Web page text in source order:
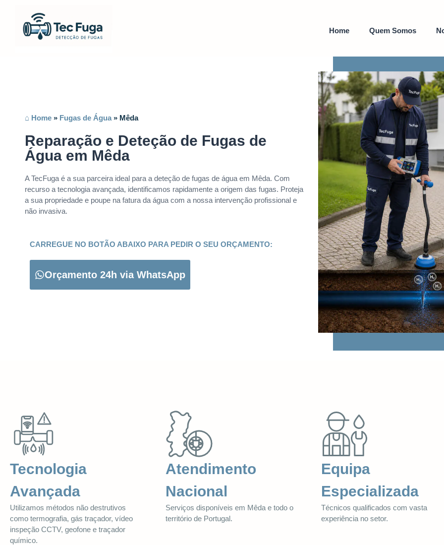
Home Quem Somos
⌂ Home » Fugas de Água» Mêda
Reparação e Deteção de Fugas de
Água em Mêda
A TecFuga é a sua parceira ideal para a deteção de fugas de água em Mêda. Com
recurso a tecnologia avançada, identificamos rapidamente a origem das fugas. Proteja
a sua propriedade e poupe na fatura da água com a nossa intervenção profissional e
não invasiva.
CARREGUE NO BOTÃO ABAIXO PARA PEDIR O SEU ORÇAMENTO:
Orçamento 24h via WhatsApp
Tecnologia
Avançada
Utilizamos métodos não destrutivos
como termografia, gás traçador, vídeo
inspeção CCTV, geofone e traçador
químico.
Atendimento
Nacional
Serviços disponíveis em Mêda e todo o
território de Portugal.
Equipa
Especializada
Técnicos qualificados com vasta
experiência no setor.